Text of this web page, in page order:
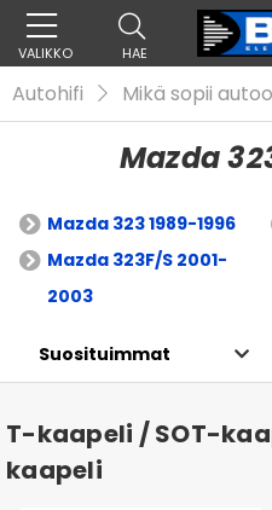
VALIKKO HAE
Autohifi Mikä sopii
Mazda
Mazda 323 1989-1996
Mazda 323F/S 2001-
2003
T-kaapeli / SOT-
kaapeli